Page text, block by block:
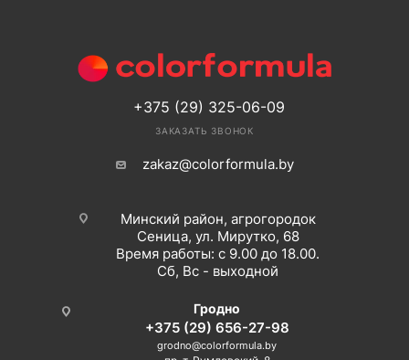
+375 (29) 325-06-09
ЗАКАЗАТЬ ЗВОНОК
zakaz@colorformula.by
Минский район, агрогородок
Сеница, ул. Мирутко, 68
Время работы: с 9.00 до 18.00.
Сб, Вс - выходной
Гродно
+375 (29) 656-27-98
grodno@colorformula.by